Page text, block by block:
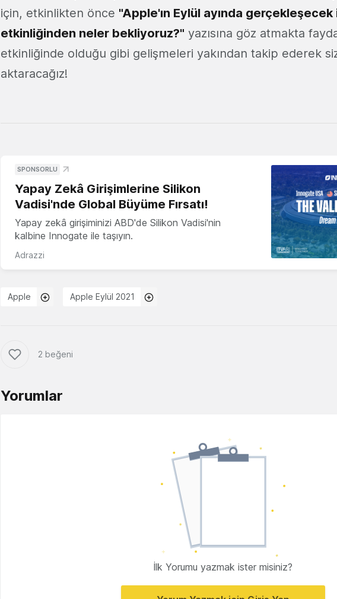
için, etkinlikten önce "Apple'ın Eylül ayında gerçekleşecek
etkinliğinden neler bekliyoruz?" yazısına göz atmakta
etkinliğinde olduğu gibi gelişmeleri yakından takip ederek
aktaracağız!
SPONSORLU
Yapay Zekâ Girişimlerine Silikon
Vadisi'nde Global Büyüme Fırsatı!
Yapay zekâ girişiminizi ABD'de Silikon Vadisi'nin
kalbine Innogate ile taşıyın.
Adrazzi
Apple Apple Eylül 2021
2 beğeni
Yorumlar
İlk Yorumu yazmak ister misiniz?